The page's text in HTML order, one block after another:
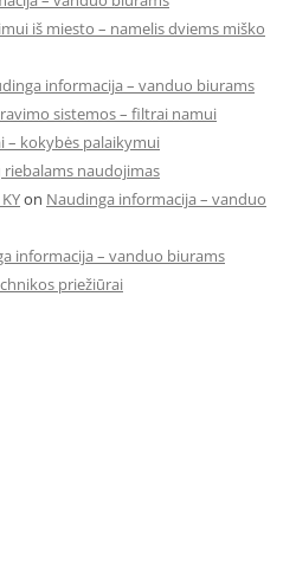
iš miesto – namelis dviems miško
informacija – vanduo biurams
sistemos – filtrai namui
– kokybės palaikymui
naudojimas
on Naudinga informacija – vanduo
informacija – vanduo biurams
priežiūrai